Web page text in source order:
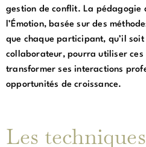
gestion de conflit. La pédagogie
l’Émotion, basée sur des
que chaque participant, qu’il
collaborateur, pourra utiliser ces
transformer ses interactions
opportunités de croissance.
Les